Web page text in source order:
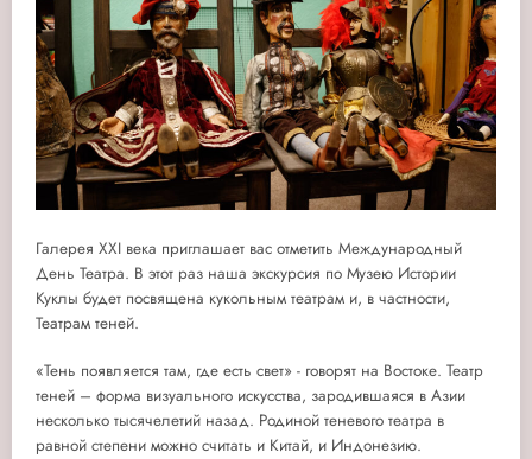
Галерея XXI века приглашает вас отметить Международный
День Театра. В этот раз наша экскурсия по Музею Истории
Куклы будет посвящена кукольным театрам и, в частности,
Театрам теней.
«Тень появляется там, где есть свет» - говорят на Востоке. Театр
теней – форма визуального искусства, зародившаяся в Азии
несколько тысячелетий назад. Родиной теневого театра в
равной степени можно считать и Китай, и Индонезию.